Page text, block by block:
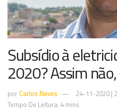
Subsídio à
2020? Assim
por Carlos Neves
24-11-2020 |
Tempo De Leitura: 4 mins